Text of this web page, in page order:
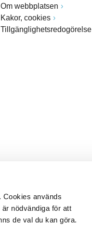
Cookies används
nödvändiga för att
de val du kan göra.
Om webbplatsen
Kakor, cookies
Tillgänglighetsredogörelse